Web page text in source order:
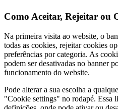
Como Aceitar, Rejeitar ou
Na primeira visita ao website, o
todas as cookies, rejeitar cookies
preferências por categoria. As
podem ser desativadas no banner
funcionamento do website.
Pode alterar a sua escolha a
"Cookie settings" no rodapé. Essa